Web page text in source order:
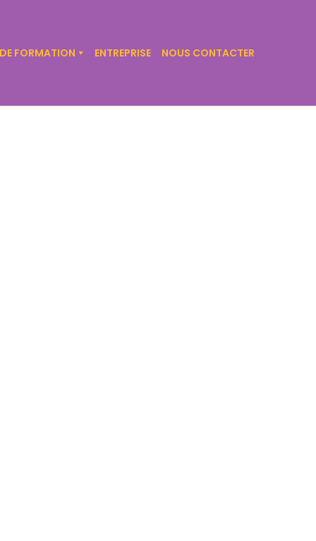
FORMATION ENTREPRISE NOUS CONTACTER